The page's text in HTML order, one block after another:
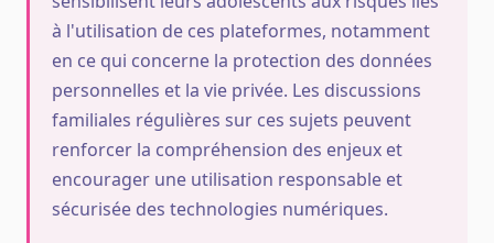
à l'utilisation de ces plateformes, notamment
en ce qui concerne la protection des données
personnelles et la vie privée. Les discussions
familiales régulières sur ces sujets peuvent
renforcer la compréhension des enjeux et
encourager une utilisation responsable et
sécurisée des technologies numériques.